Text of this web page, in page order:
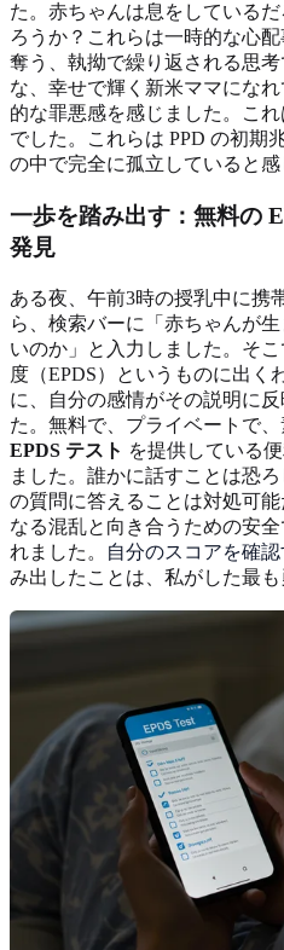
た。赤ちゃんは息をしている
ろうか？これらは一時的な心
奪う、執拗で繰り返される思
な、幸せで輝く新米ママにな
的な罪悪感を感じました。こ
でした。これらは PPD の初期
の中で完全に孤立していると感
一歩を踏み出す：無料の
発見
ある夜、午前3時の授乳中に携
ら、検索バーに「赤ちゃんが
いのか」と入力しました。そ
度（EPDS）というものに出く
に、自分の感情がその説明に
た。無料で、プライベートで
EPDS テスト を提供している
ました。誰かに話すことは恐
の質問に答えることは対処可
なる混乱と向き合うための安
れました。
自分のスコアを確認
み出したことは、私がした最も